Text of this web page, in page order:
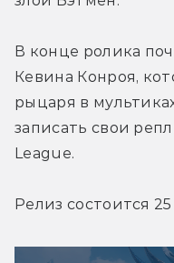
В конце ролика
Кевина Конроя,
рыцаря в
записать свои
League.
Релиз состоится